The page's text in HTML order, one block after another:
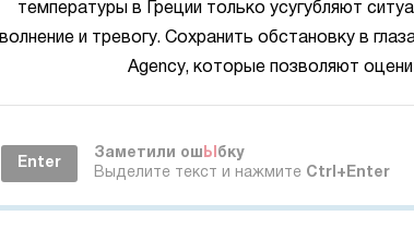
температуры в Греции только усугубляют
волнение и тревогу. Сохранить обстановку в
Agency, которые позволяют
Enter
Заметили ош Ы бку
Выделите текст и нажмите Ctrl+Enter